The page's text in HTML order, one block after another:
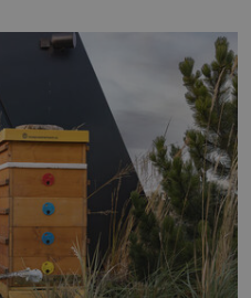
kontaktoval tamní
žádným nováčkem,